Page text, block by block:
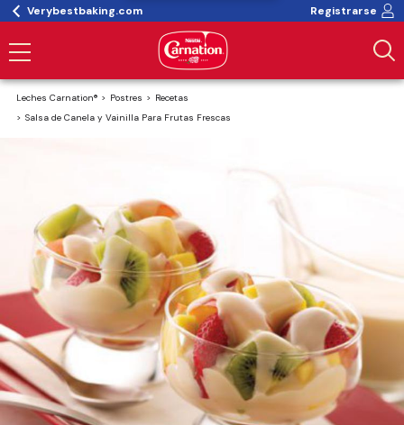
Verybestbaking.com Registrarse
Leches Carnation® Postres
Recetas
Salsa de Canela y Vainilla Para Frutas Frescas